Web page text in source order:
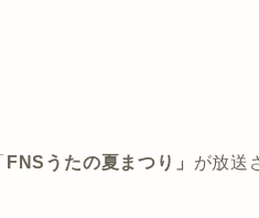
FNSうたの夏まつり」 が放送